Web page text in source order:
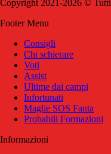
Copyright 2021-2026 ©
Footer Menu
Consigli
Chi schierare
Voti
Assist
Ultime dai campi
Infortunati
Maglie SOS Fanta
Probabili Formazioni
Informazioni